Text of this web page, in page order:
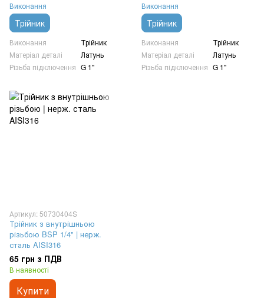
Виконання
Трійник
Виконання
Трійник
Матеріал деталі
Латунь
Різьба підключення G 1"
Виконання
Трійник
Виконання
Трійник
Матеріал деталі
Латунь
Різьба підключення G 1"
Артикул: 50730404S
Трійник з внутрішньою
різьбою BSP 1/4" | нерж.
сталь AISI316
65 грн з ПДВ
В наявності
Купити